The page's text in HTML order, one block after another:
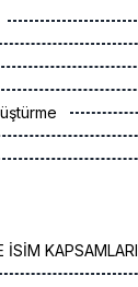
İSİM KAPSAMLARI